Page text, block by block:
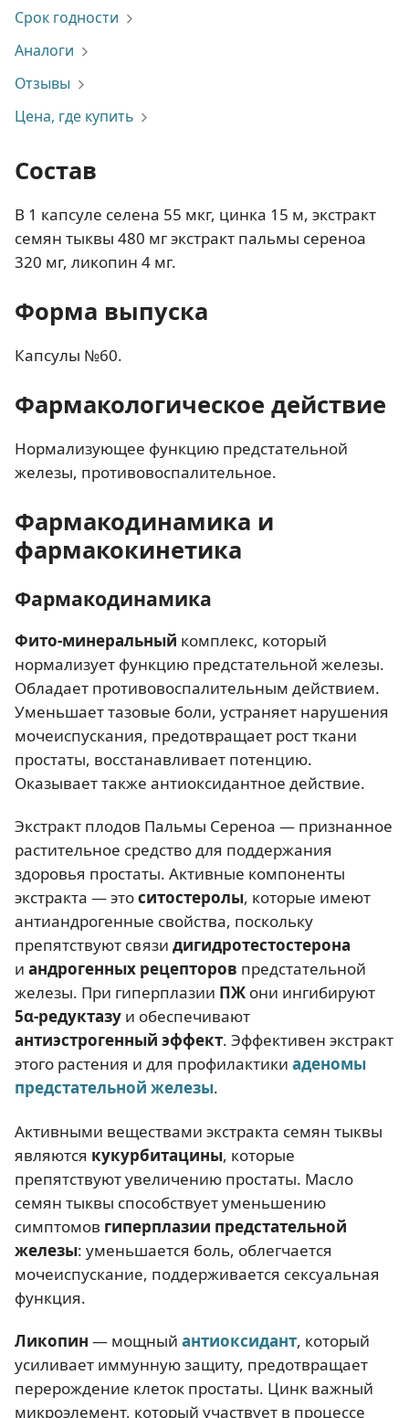
Срок годности
Аналоги
Отзывы
Цена, где купить
Состав
В 1 капсуле селена 55 мкг, цинка 15 м, экстракт
семян тыквы 480 мг экстракт пальмы сереноа
320 мг, ликопин 4 мг.
Форма выпуска
Капсулы №60.
Фармакологическое действие
Нормализующее функцию предстательной
железы, противовоспалительное.
Фармакодинамика и
фармакокинетика
Фармакодинамика
Фито-минеральный комплекс, который
нормализует функцию предстательной железы.
Обладает противовоспалительным действием.
Уменьшает тазовые боли, устраняет нарушения
мочеиспускания, предотвращает рост ткани
простаты, восстанавливает потенцию.
Оказывает также антиоксидантное действие.
Экстракт плодов Пальмы Сереноа — признанное
растительное средство для поддержания
здоровья простаты. Активные компоненты
экстракта — этоситостеролы, которые имеют
антиандрогенные свойства, поскольку
препятствуют связи дигидротестостерона
и андрогенных рецепторов предстательной
железы. При гиперплазии ПЖ они ингибируют
5α-редуктазу и обеспечивают
антиэстрогенный эффект. Эффективен экстракт
этого растения и для профилактики аденомы
предстательной железы.
Активными веществами экстракта семян тыквы
являются кукурбитацины, которые
препятствуют увеличению простаты. Масло
семян тыквы способствует уменьшению
симптомов гиперплазии предстательной
железы: уменьшается боль, облегчается
мочеиспускание, поддерживается сексуальная
функция.
Ликопин — мощный антиоксидант, который
усиливает иммунную защиту, предотвращает
перерождение клеток простаты. Цинк важный
микроэлемент, который участвует в процессе